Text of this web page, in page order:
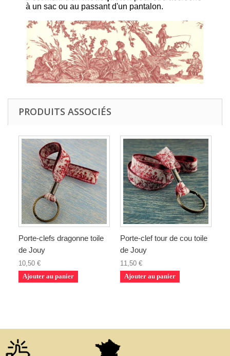
à un sac ou au passant d'un pantalon.
PRODUITS ASSOCIÉS
Porte-clefs dragonne toile
de Jouy
10,50 €
Ajouter au panier
Porte-clef tour de cou toile
de Jouy
11,50 €
Ajouter au panier